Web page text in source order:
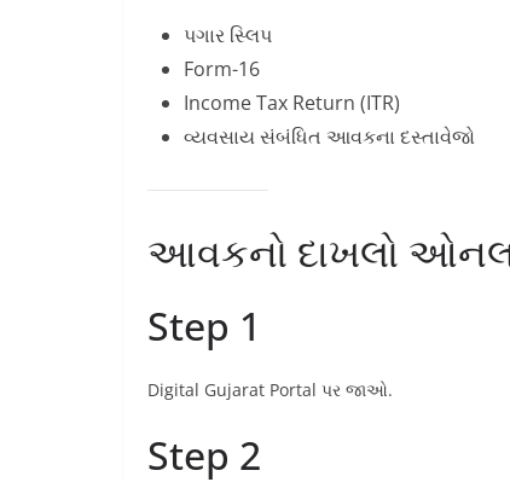
પગાર સ્લિપ
Form-16
Income Tax Return (ITR)
વ્યવસાય સંબંધિત આવકના દસ્તાવેજો
આવકનો દાખલો
Step 1
Digital Gujarat Portal પર જાઓ.
Step 2